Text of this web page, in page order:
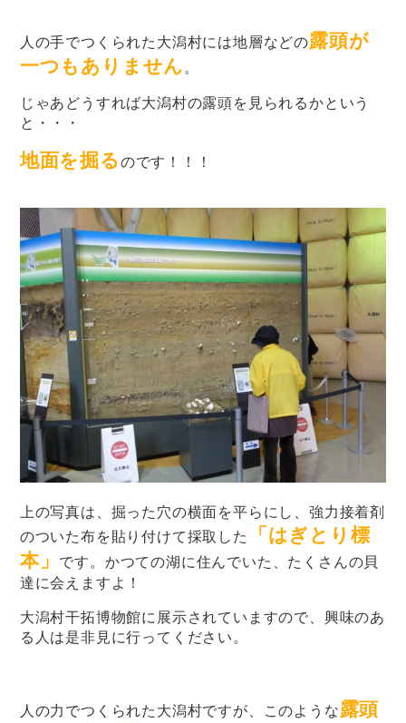
人の手でつくられた大潟村には地層などの露頭が
一つもありません 。
じゃあどうすれば大潟村の露頭を見られるかという
と・・・
地面を掘る のです！！！
上の写真は、掘った穴の横面を平らにし、強力接着剤
のついた布を貼り付けて採取した
「はぎとり標
本」
です。かつての湖に住んでいた、たくさんの貝
達に会えますよ！
大潟村干拓博物館に展示されていますので、興味のあ
る人は是非見に行ってください。
人の力でつくられた大潟村ですが、このような露頭